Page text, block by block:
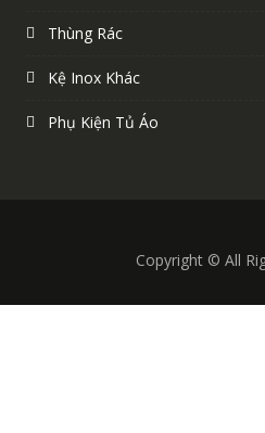
Thùng Rác
Kệ Inox Khác
Phụ Kiện Tủ Áo
Copyright © All